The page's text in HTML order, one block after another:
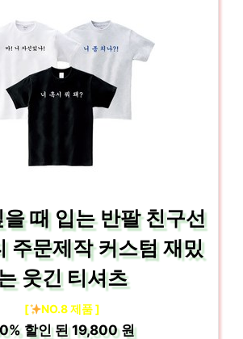
때 입는 반팔 친구선
주문제작 커스텀 재밌
웃긴 티셔츠
[ NO.8 제품 ]
할인 된19,800 원